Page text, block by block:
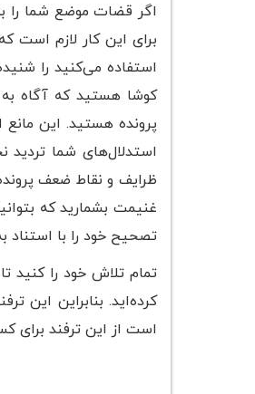
اگر قضات موضع شما را
برای این کار لازم است
استفاده می‌کنید را
کوشا هستید که آگاه
پرونده هستید. این
استدلال‌های شما
ظرایف و نقاط ضعف
غنیمت بشمارید که
تصحیح خود را با استناد
تمام تلاش خود را کنید
کرده‌اید. بنابراین این
است از این ترفند برای